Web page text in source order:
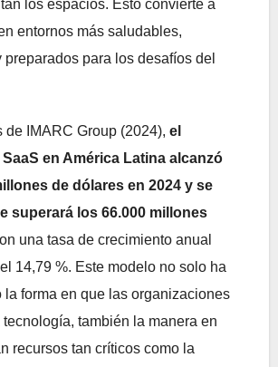
los espacios. Esto convierte a
entornos más saludables,
para los desafíos del
de IMARC Group (2024), el
en América Latina alcanzó
de dólares en 2024 y se
superará los 66.000 millones
una tasa de crecimiento anual
14,79 %. Este modelo no solo ha
la forma en que las organizaciones
también la manera en
recursos tan críticos como la